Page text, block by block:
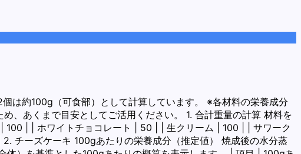
は約100g（可食部）として計算しています。 ※各材料の栄養成分
、あくまで目安としてご活用ください。 1. 合計重量の計算 材料を
| | ホワイトチョコレート | 50 | | 生クリーム | 100 | | サワーク
ーズケーキ 100gあたりの栄養成分（推定値） 焼成後の水分蒸